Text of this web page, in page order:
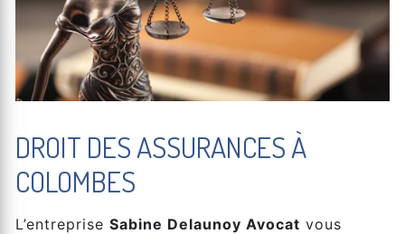
DROIT DES ASSURANCES À
COLOMBES
L’entreprise Sabine Delaunoy Avocat vous